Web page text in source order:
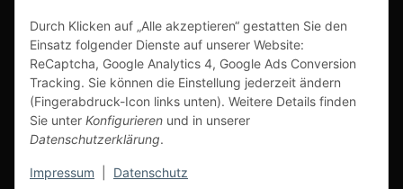
Durch Klicken auf „Alle akzeptieren“ gestatten Sie den
Einsatz folgender Dienste auf unserer Website:
ReCaptcha, Google Analytics 4, Google Ads Conversion
Tracking. Sie können die Einstellung jederzeit ändern
(Fingerabdruck-Icon links unten). Weitere Details finden
Sie unter Konfigurieren und in unserer
Datenschutzerklärung.
Impressum Datenschutz